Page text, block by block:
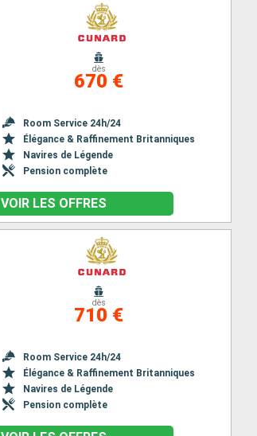
dès
670 €
Room Service 24h/24
Élégance & Raffinement Britanniques
Navires de Légende
Pension complète
VOIR LES OFFRES
dès
710 €
Room Service 24h/24
Élégance & Raffinement Britanniques
Navires de Légende
Pension complète